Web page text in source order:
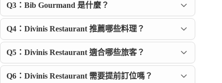
Q3：Bib Gourmand 是什麼？
Q4：Divinis Restaurant 推薦哪些料理？
Q5：Divinis Restaurant 適合哪些旅客？
Q6：Divinis Restaurant 需要提前訂位嗎？